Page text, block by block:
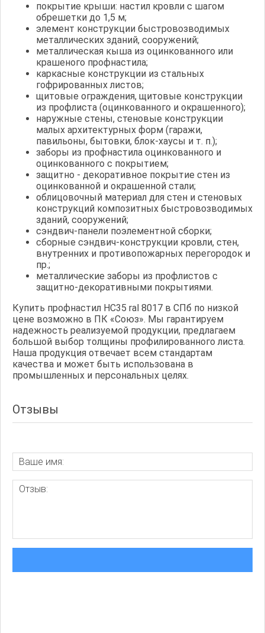
покрытие крыши: настил кровли с шагом
обрешетки до 1,5 м;
элемент конструкции быстровозводимых
металлических зданий, сооружений;
металлическая кыша из оцинкованного или
крашеного профнастила;
каркасные конструкции из стальных
гофрированных листов;
щитовые ограждения, щитовые конструкции
из профлиста (оцинкованного и окрашенного);
наружные стены, стеновые конструкции
малых архитектурных форм (гаражи,
павильоны, бытовки, блок-хаусы и т. п.);
заборы из профнастила оцинкованного и
оцинкованного с покрытием;
защитно - декоративное покрытие стен из
оцинкованной и окрашенной стали;
облицовочный материал для стен и стеновых
конструкций композитных быстровозводимых
зданий, сооружений;
сэндвич-панели поэлементной сборки;
сборные сэндвич-конструкции кровли, стен,
внутренних и противопожарных перегородок и
пр.;
металлические заборы из профлистов с
защитно-декоративными покрытиями.
Купить профнастил НС35 ral 8017 в СПб по низкой
цене возможно в ПК «Союз». Мы гарантируем
надежность реализуемой продукции, предлагаем
большой выбор толщины профилированного листа.
Наша продукция отвечает всем стандартам
качества и может быть использована в
промышленных и персональных целях.
Отзывы